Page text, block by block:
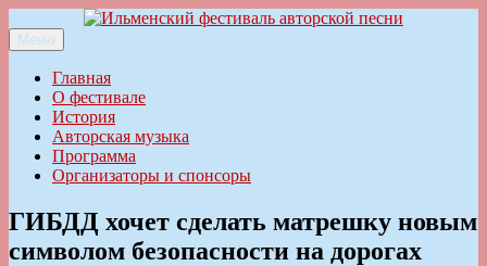
к
содержимому
Ильменский фестиваль авторской песни
Меню
Главная
О фестивале
История
Авторская музыка
Программа
Организаторы и спонсоры
ГИБДД хочет сделать матрешку новым
символом безопасности на дорогах